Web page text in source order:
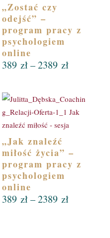
„Zostać czy
odejść” –
program pracy z
psychologiem
online
389zł–2389złZakres
389 zł
do
2389 zł
„Jak znaleźć
miłość życia” –
program pracy z
psychologiem
online
389zł–2389złZakres